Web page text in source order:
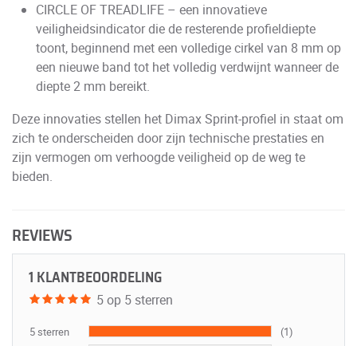
CIRCLE OF TREADLIFE – een innovatieve
veiligheidsindicator die de resterende profieldiepte
toont, beginnend met een volledige cirkel van 8 mm op
een nieuwe band tot het volledig verdwijnt wanneer de
diepte 2 mm bereikt.
Deze innovaties stellen het Dimax Sprint-profiel in staat om
zich te onderscheiden door zijn technische prestaties en
zijn vermogen om verhoogde veiligheid op de weg te
bieden.
REVIEWS
1 KLANTBEOORDELING
5 op 5 sterren
5 sterren
(1)